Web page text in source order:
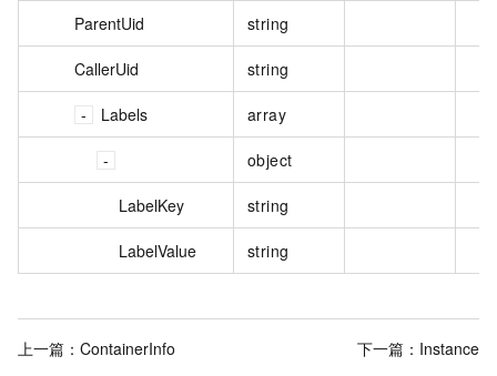
ParentUid string
CallerUid string
Labels array
object
LabelKey string
LabelValue string
上一篇： ContainerInfo 下一篇： Instance